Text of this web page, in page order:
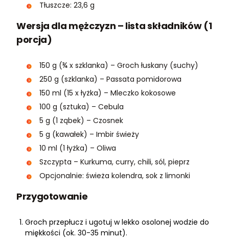
Tłuszcze: 23,6 g
Wersja dla mężczyzn – lista składników (1
porcja)
150 g (¾ x szklanka) – Groch łuskany (suchy)
250 g (szklanka) – Passata pomidorowa
150 ml (15 x łyżka) – Mleczko kokosowe
100 g (sztuka) – Cebula
5 g (1 ząbek) – Czosnek
5 g (kawałek) – Imbir świeży
10 ml (1 łyżka) – Oliwa
Szczypta – Kurkuma, curry, chili, sól, pieprz
Opcjonalnie: świeża kolendra, sok z limonki
Przygotowanie
Groch przepłucz i ugotuj w lekko osolonej wodzie do
miękkości (ok. 30-35 minut).